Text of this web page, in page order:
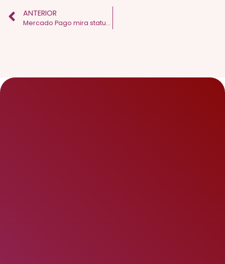
ANTERIOR
Mercado Pago mira status de banco digital com campanha estrelada por Anitta